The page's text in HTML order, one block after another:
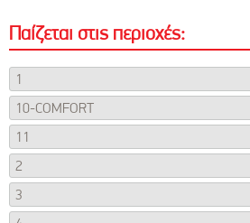
Παίζεται στις περιοχές:
1
10-COMFORT
11
2
3